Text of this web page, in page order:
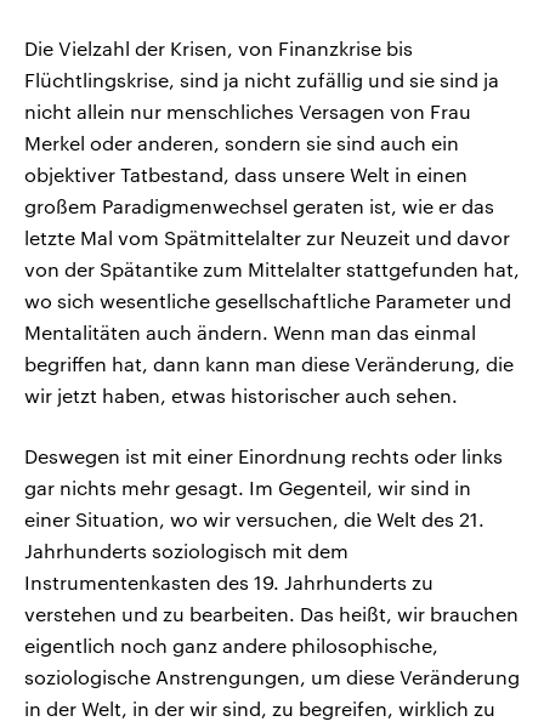
Die Vielzahl der Krisen, von Finanzkrise bis
Flüchtlingskrise, sind ja nicht zufällig und sie sind ja
nicht allein nur menschliches Versagen von Frau
Merkel oder anderen, sondern sie sind auch ein
objektiver Tatbestand, dass unsere Welt in einen
großem Paradigmenwechsel geraten ist, wie er das
letzte Mal vom Spätmittelalter zur Neuzeit und davor
von der Spätantike zum Mittelalter stattgefunden hat,
wo sich wesentliche gesellschaftliche Parameter und
Mentalitäten auch ändern. Wenn man das einmal
begriffen hat, dann kann man diese Veränderung, die
wir jetzt haben, etwas historischer auch sehen.
Deswegen ist mit einer Einordnung rechts oder links
gar nichts mehr gesagt. Im Gegenteil, wir sind in
einer Situation, wo wir versuchen, die Welt des 21.
Jahrhunderts soziologisch mit dem
Instrumentenkasten des 19. Jahrhunderts zu
verstehen und zu bearbeiten. Das heißt, wir brauchen
eigentlich noch ganz andere philosophische,
soziologische Anstrengungen, um diese Veränderung
in der Welt, in der wir sind, zu begreifen, wirklich zu